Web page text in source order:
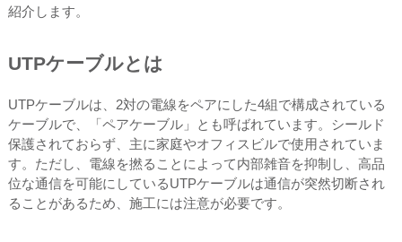
紹介します。
UTPケーブルとは
UTPケーブルは、2対の電線をペアにした4組で構成されている
ケーブルで、「ペアケーブル」とも呼ばれています。シールド
保護されておらず、主に家庭やオフィスビルで使用されていま
す。ただし、電線を撚ることによって内部雑音を抑制し、高品
位な通信を可能にしているUTPケーブルは通信が突然切断され
ることがあるため、施工には注意が必要です。